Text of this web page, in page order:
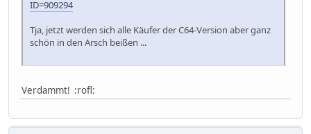
ID=909294
Tja, jetzt werden sich alle Käufer der C64-Version aber ganz
schön in den Arsch beißen ...
Verdammt! :rofl: